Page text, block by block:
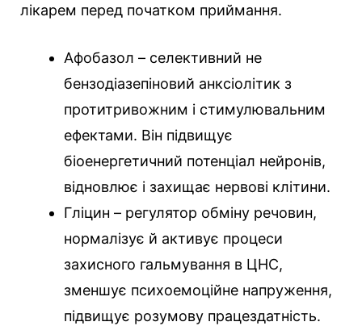
лікарем перед початком приймання.
Афобазол – селективний не
бензодіазепіновий анксіолітик з
протитривожним і стимулювальним
ефектами. Він підвищує
біоенергетичний потенціал нейронів,
відновлює і захищає нервові клітини.
Гліцин – регулятор обміну речовин,
нормалізує й активує процеси
захисного гальмування в ЦНС,
зменшує психоемоційне напруження,
підвищує розумову працездатність.